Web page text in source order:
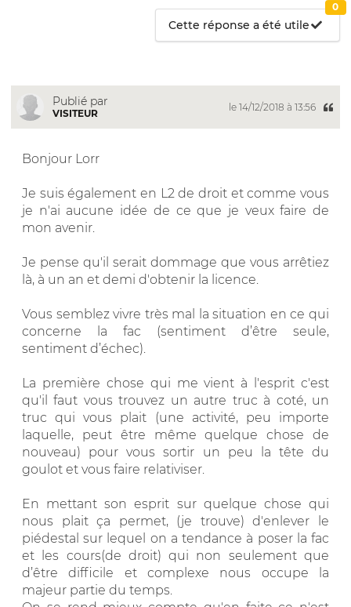
Cette réponse a été utile
0
Publié par
VISITEUR
le 14/12/2018 à 13:56
Bonjour Lorr
Je suis également en L2 de droit et comme vous
je n'ai aucune idée de ce que je veux faire de
mon avenir.
Je pense qu'il serait dommage que vous arrêtiez
là, à un an et demi d'obtenir la licence.
Vous semblez vivre très mal la situation en ce qui
concerne la fac (sentiment d’être seule,
sentiment d’échec).
La première chose qui me vient à l'esprit c'est
qu'il faut vous trouvez un autre truc à coté, un
truc qui vous plait (une activité, peu importe
laquelle, peut être même quelque chose de
nouveau) pour vous sortir un peu la tête du
goulot et vous faire relativiser.
En mettant son esprit sur quelque chose qui
nous plait ça permet, (je trouve) d'enlever le
piédestal sur lequel on a tendance à poser la fac
et les cours(de droit) qui non seulement que
d’être difficile et complexe nous occupe la
majeur partie du temps.